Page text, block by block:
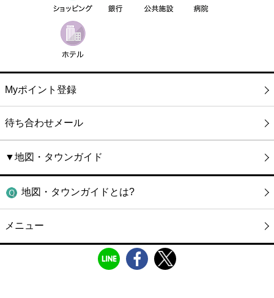
Myポイント登録
待ち合わせメール
▼地図・タウンガイド
地図・タウンガイドとは?
メニュー